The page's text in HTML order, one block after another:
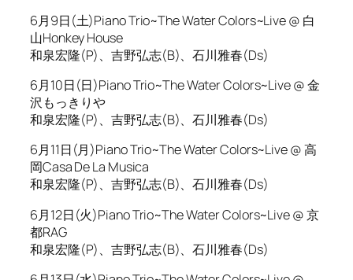
6月9日(土)Piano Trio~The Water Colors~Live @ 白
山Honkey House
和泉宏隆(P)、吉野弘志(B)、石川雅春(Ds)
6月10日(日)Piano Trio~The Water Colors~Live @ 金
沢もっきりや
和泉宏隆(P)、吉野弘志(B)、石川雅春(Ds)
6月11日(月)Piano Trio~The Water Colors~Live @ 高
岡Casa De La Musica
和泉宏隆(P)、吉野弘志(B)、石川雅春(Ds)
6月12日(火)Piano Trio~The Water Colors~Live @ 京
都RAG
和泉宏隆(P)、吉野弘志(B)、石川雅春(Ds)